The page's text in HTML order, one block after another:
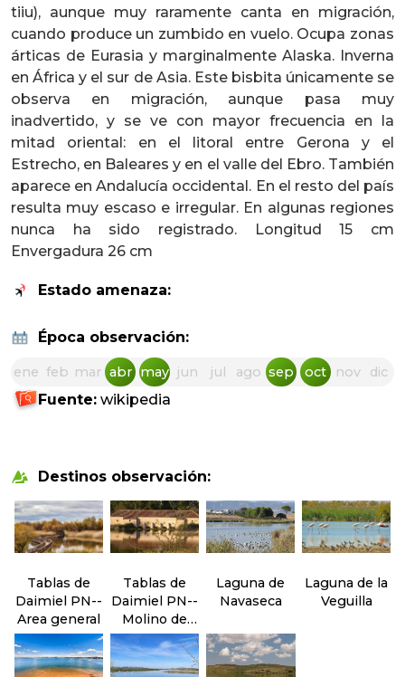
tiiu), aunque muy raramente canta en migración,
cuando produce un zumbido en vuelo. Ocupa zonas
árticas de Eurasia y marginalmente Alaska. Inverna
en África y el sur de Asia. Este bisbita únicamente se
observa en migración, aunque pasa muy
inadvertido, y se ve con mayor frecuencia en la
mitad oriental: en el litoral entre Gerona y el
Estrecho, en Baleares y en el valle del Ebro. También
aparece en Andalucía occidental. En el resto del país
resulta muy escaso e irregular. En algunas regiones
nunca ha sido registrado. Longitud 15 cm
Envergadura 26 cm
Estado amenaza:
Época observación:
ene feb mar abr may jun jul ago sep oct nov dic
Fuente: wikipedia
Destinos observación:
Tablas de
Daimiel PN--
Area general
Tablas de
Daimiel PN--
Molino de
Molemocho
Laguna de
Navaseca
Laguna de la
Veguilla